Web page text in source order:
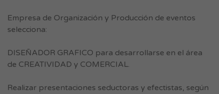
Empresa de Organización y Producción de eventos
selecciona:
DISEÑADOR GRAFICO para desarrollarse en el área
de CREATIVIDAD y COMERCIAL.
Realizar presentaciones seductoras y efectistas, según